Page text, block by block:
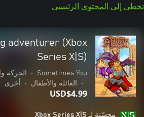
تخطي إلى المحتوى الرئيسي
adventurer (Xbox
Series X|S)
Sometimes You
• الحركة
•
العائلة والأطفال • أخرى
USD$4.99
محسّنة لـ Xbox Series X|S